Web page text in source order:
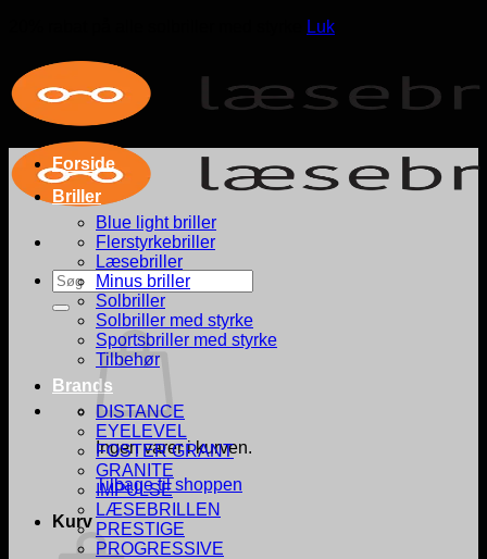
Luk
Fortsæt
til
indhold
Søg
efter:
Ingen varer i kurven.
Tilbage til shoppen
Kurv
Forside
Briller
Blue light briller
Flerstyrkebriller
Læsebriller
Minus briller
Solbriller
Solbriller med styrke
Sportsbriller med styrke
Tilbehør
Brands
DISTANCE
EYELEVEL
FOSTER GRANT
GRANITE
IMPULSE
LÆSEBRILLEN
PRESTIGE
PROGRESSIVE